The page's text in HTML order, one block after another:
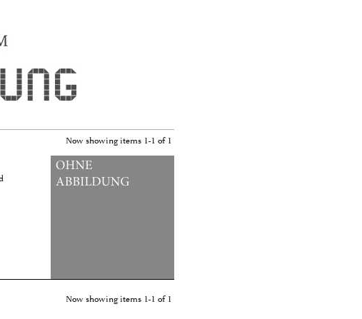
Now showing items 1-1 of 1
Now showing items 1-1 of 1